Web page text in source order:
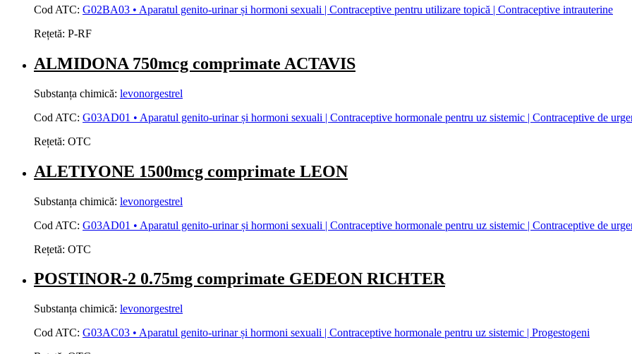
Cod ATC: G02BA03 • Aparatul genito-urinar și hormoni sexuali | Contraceptive pentru utilizare topică | Contraceptive intrauterine
Rețetă: P-RF
ALMIDONA 750mcg comprimate ACTAVIS
Substanța chimică: levonorgestrel
Cod ATC: G03AD01 • Aparatul genito-urinar și hormoni sexuali | Contraceptive hormonale pentru uz sistemic | Contraceptive de
Rețetă: OTC
ALETIYONE 1500mcg comprimate LEON
Substanța chimică: levonorgestrel
Cod ATC: G03AD01 • Aparatul genito-urinar și hormoni sexuali | Contraceptive hormonale pentru uz sistemic | Contraceptive de
Rețetă: OTC
POSTINOR-2 0.75mg comprimate GEDEON RICHTER
Substanța chimică: levonorgestrel
Cod ATC: G03AC03 • Aparatul genito-urinar și hormoni sexuali | Contraceptive hormonale pentru uz sistemic | Progestogeni